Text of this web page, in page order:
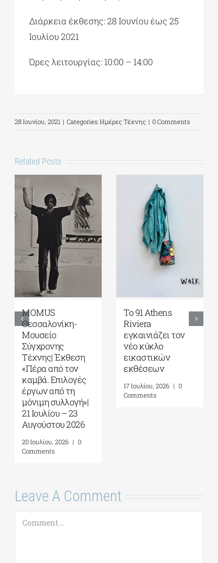
Διάρκεια έκθεσης: 28 Ιουνίου έως 25
Ιουλίου 2021
Ώρες λειτουργίας: 10:00 – 14:00
28 Ιουνίου, 2021 | Categories:Ημέρες Τέχνης | 0 Comments
Related Posts
MOMUS
Θεσσαλονίκη-
Μουσείο
Σύγχρονης
Τέχνης| Έκθεση
«Πέρα από τον
καμβά. Επιλογές
έργων από τη
μόνιμη συλλογή»|
21 Ιουλίου – 23
Αυγούστου 2026
20 Ιουλίου, 2026 | 0
Comments
Το 91 Athens
Riviera
εγκαινιάζει τον
νέο κύκλο
εικαστικών
εκθέσεων
17 Ιουλίου, 2026 | 0
Comments
Leave A Comment
Comment